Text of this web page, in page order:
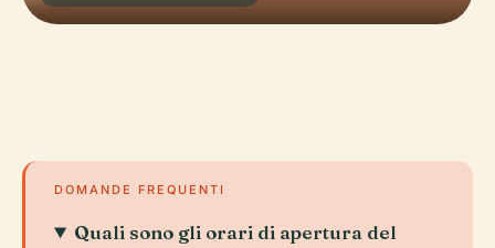
DOMANDE FREQUENTI
Quali sono gli orari di apertura del